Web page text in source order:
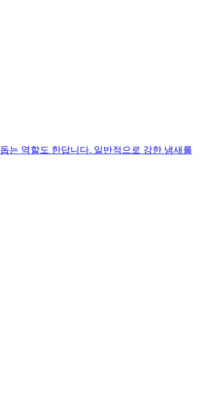
는 역할도 한답니다. 일반적으로 강한 냄새를